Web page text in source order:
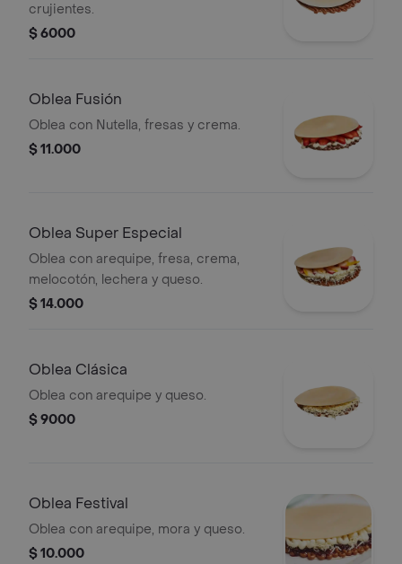
crujientes.
$ 6000
Oblea Fusión
Oblea con Nutella, fresas y crema.
$ 11.000
Oblea Super Especial
Oblea con arequipe, fresa, crema,
melocotón, lechera y queso.
$ 14.000
Oblea Clásica
Oblea con arequipe y queso.
$ 9000
Oblea Festival
Oblea con arequipe, mora y queso.
$ 10.000